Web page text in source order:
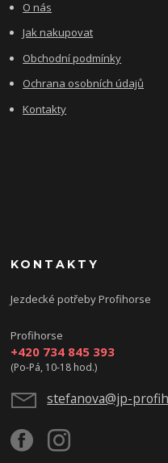
O nás
Jak nakupovat
Obchodní podmínky
Ochrana osobních údajů
Kontakty
KONTAKTY
Jezdecké potřeby Profihorse
Profihorse
+420 734 845 393
(Po-Pá, 10-18 hod.)
stefanova@jp-